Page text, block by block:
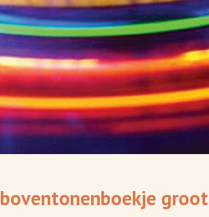
boventonenboekje groot